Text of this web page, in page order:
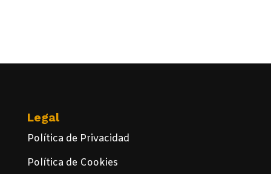
Legal
Política de Privacidad
Política de Cookies